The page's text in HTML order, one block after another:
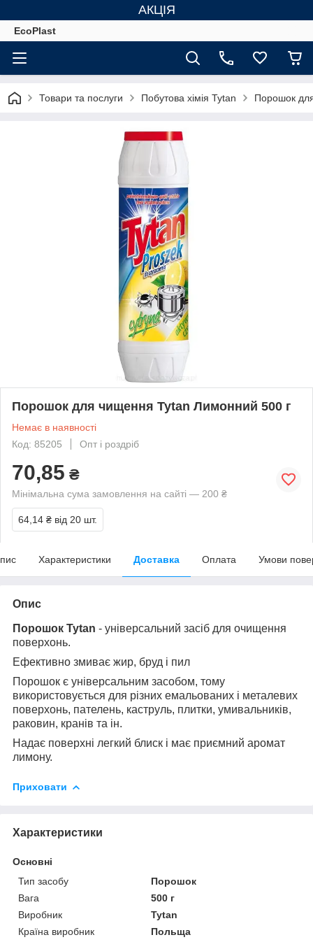
АКЦІЯ
EcoPlast
Товари та послуги Побутова хімія Tytan Порошок
Порошок для чищення Tytan Лимонний 500 г
Немає в наявності
Код: 85205
Опт і роздріб
70,85 ₴
Мінімальна сума замовлення на сайті — 200 ₴
64,14 ₴ від 20 шт.
Характеристики Доставка Оплата Умови
Опис
Порошок Tytan - універсальний засіб для очищення
поверхонь.
Ефективно змиває жир, бруд і пил
Порошок є універсальним засобом, тому
використовується для різних емальованих і металевих
поверхонь, пателень, каструль, плитки, умивальників,
раковин, кранів та ін.
Надає поверхні легкий блиск і має приємний аромат
лимону.
Приховати
Характеристики
Основні
Тип засобу
Порошок
Вага
500 г
Виробник
Tytan
Країна виробник
Польща